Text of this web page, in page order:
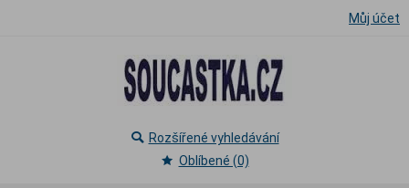
Můj účet
Rozšířené vyhledávání
Oblíbené (0)